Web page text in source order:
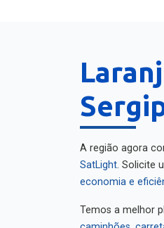
A região agora
SatLight . Solicite
economia e
Temos a melhor
caminhões